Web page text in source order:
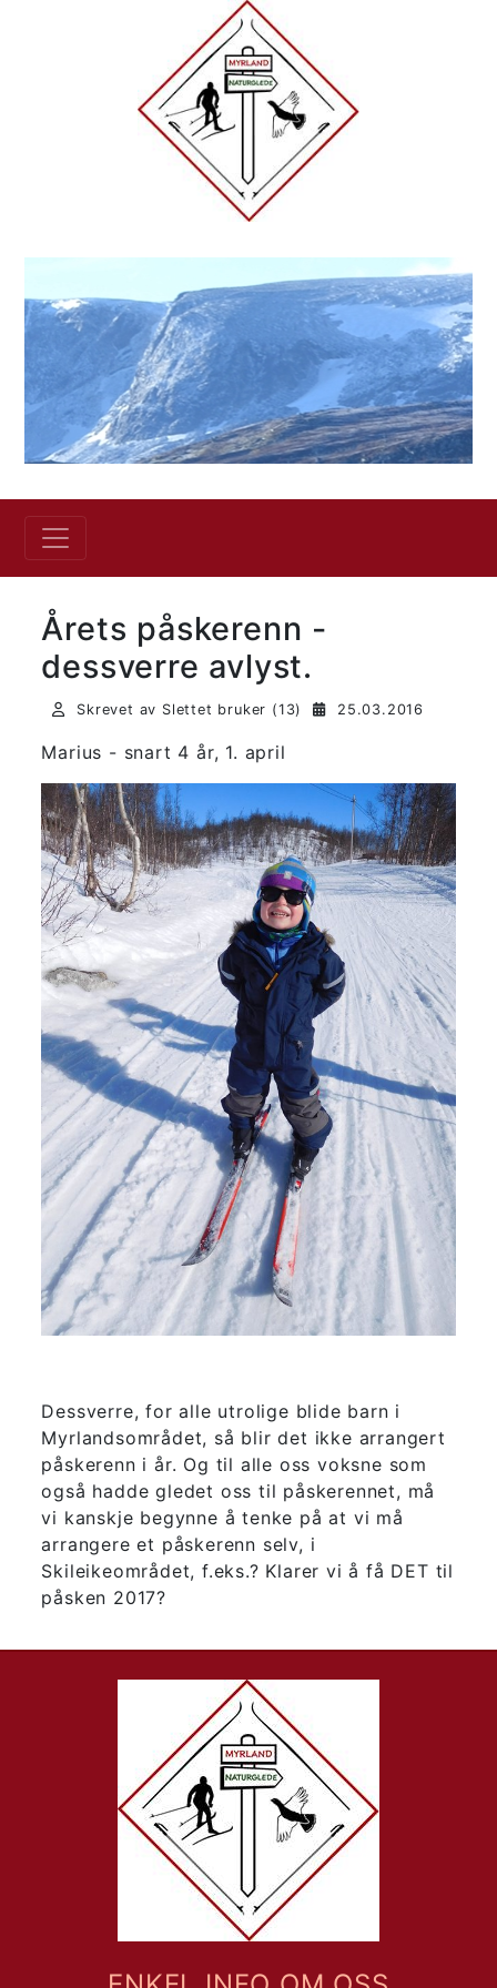
Årets påskerenn -
dessverre avlyst.
Skrevet av Slettet bruker (13) 25.03.2016
Marius - snart 4 år, 1. april
Dessverre, for alle utrolige blide barn i
Myrlandsområdet, så blir det ikke arrangert
påskerenn i år. Og til alle oss voksne som
også hadde gledet oss til påskerennet, må
vi kanskje begynne å tenke på at vi må
arrangere et påskerenn selv, i
Skileikeområdet, f.eks.? Klarer vi å få DET til
påsken 2017?